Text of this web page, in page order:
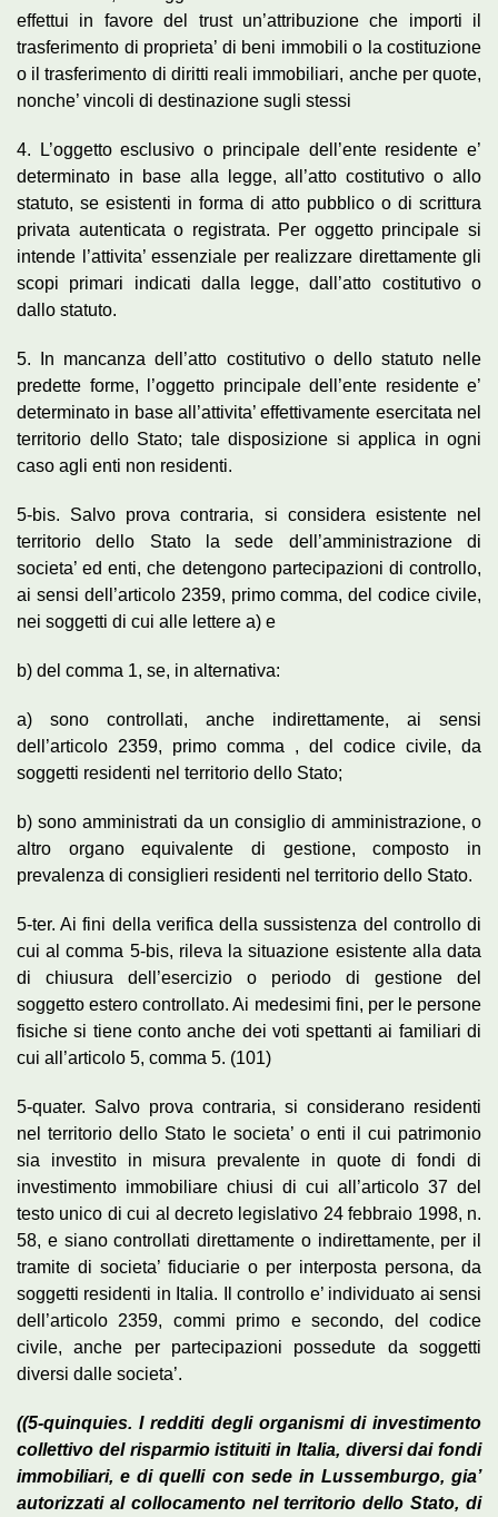
effettui in favore del trust un’attribuzione che importi il
trasferimento di proprieta’ di beni immobili o la costituzione
o il trasferimento di diritti reali immobiliari, anche per quote,
nonche’ vincoli di destinazione sugli stessi
4. L’oggetto esclusivo o principale dell’ente residente e’
determinato in base alla legge, all’atto costitutivo o allo
statuto, se esistenti in forma di atto pubblico o di scrittura
privata autenticata o registrata. Per oggetto principale si
intende l’attivita’ essenziale per realizzare direttamente gli
scopi primari indicati dalla legge, dall’atto costitutivo o
dallo statuto.
5. In mancanza dell’atto costitutivo o dello statuto nelle
predette forme, l’oggetto principale dell’ente residente e’
determinato in base all’attivita’ effettivamente esercitata nel
territorio dello Stato; tale disposizione si applica in ogni
caso agli enti non residenti.
5-bis. Salvo prova contraria, si considera esistente nel
territorio dello Stato la sede dell’amministrazione di
societa’ ed enti, che detengono partecipazioni di controllo,
ai sensi dell’articolo 2359, primo comma, del codice civile,
nei soggetti di cui alle lettere a) e
b) del comma 1, se, in alternativa:
a) sono controllati, anche indirettamente, ai sensi
dell’articolo 2359, primo comma , del codice civile, da
soggetti residenti nel territorio dello Stato;
b) sono amministrati da un consiglio di amministrazione, o
altro organo equivalente di gestione, composto in
prevalenza di consiglieri residenti nel territorio dello Stato.
5-ter. Ai fini della verifica della sussistenza del controllo di
cui al comma 5-bis, rileva la situazione esistente alla data
di chiusura dell’esercizio o periodo di gestione del
soggetto estero controllato. Ai medesimi fini, per le persone
fisiche si tiene conto anche dei voti spettanti ai familiari di
cui all’articolo 5, comma 5. (101)
5-quater. Salvo prova contraria, si considerano residenti
nel territorio dello Stato le societa’ o enti il cui patrimonio
sia investito in misura prevalente in quote di fondi di
investimento immobiliare chiusi di cui all’articolo 37 del
testo unico di cui al decreto legislativo 24 febbraio 1998, n.
58, e siano controllati direttamente o indirettamente, per il
tramite di societa’ fiduciarie o per interposta persona, da
soggetti residenti in Italia. Il controllo e’ individuato ai sensi
dell’articolo 2359, commi primo e secondo, del codice
civile, anche per partecipazioni possedute da soggetti
diversi dalle societa’.
((5-quinquies. I redditi degli organismi di investimento
collettivo del risparmio istituiti in Italia, diversi dai fondi
immobiliari, e di quelli con sede in Lussemburgo, gia’
autorizzati al collocamento nel territorio dello Stato, di